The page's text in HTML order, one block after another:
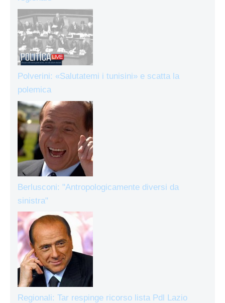
Polverini: «Salutatemi i tunisini» e scatta la
polemica
Berlusconi: "Antropologicamente diversi da
sinistra"
Regionali: Tar respinge ricorso lista Pdl Lazio